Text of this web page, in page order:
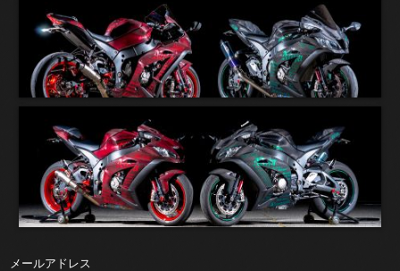
メールアドレス